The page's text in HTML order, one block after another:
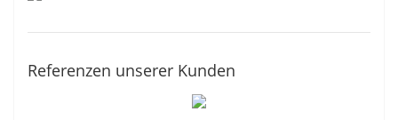
Referenzen unserer Kunden